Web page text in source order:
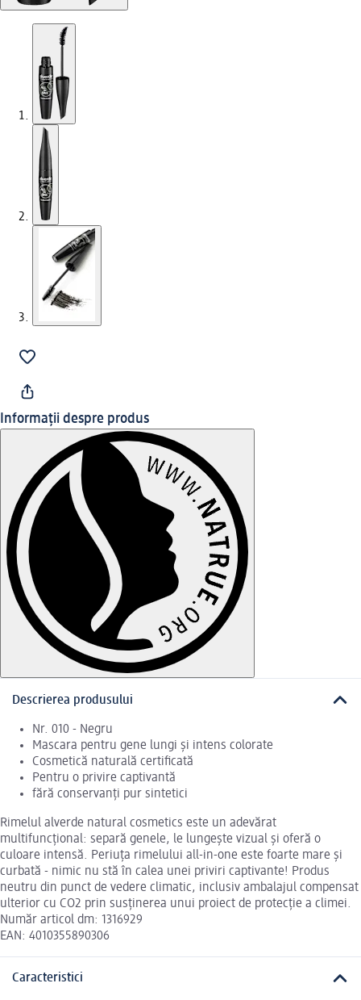
Informații despre produs
Descrierea produsului
Nr. 010 - Negru
Mascara pentru gene lungi și intens colorate
Cosmetică naturală certificată
Pentru o privire captivantă
fără conservanți pur sintetici
Rimelul alverde natural cosmetics este un adevărat
multifuncțional: separă genele, le lungește vizual și oferă o
culoare intensă. Periuța rimelului all-in-one este foarte mare și
curbată - nimic nu stă în calea unei priviri captivante! Produs
neutru din punct de vedere climatic, inclusiv ambalajul compensat
ulterior cu CO2 prin susținerea unui proiect de protecție a climei.
Număr articol dm: 1316929
EAN: 4010355890306
Caracteristici